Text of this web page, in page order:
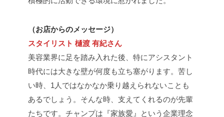
（お店からのメッセージ）
スタイリスト 樋渡 有紀さん
美容業界に足を踏み入れた後、特にアシスタント
時代には大きな壁が何度も立ち塞がります。苦し
い時、1人ではなかなか乗り越えられないことも
あるでしょう。そんな時、支えてくれるのが先輩
たちです。チャンプは『家族愛』という企業理念